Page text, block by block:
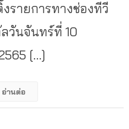
งรายการทางช่องทีวี
วันจันทร์ที่ 10
[…]
อ่านต่อ